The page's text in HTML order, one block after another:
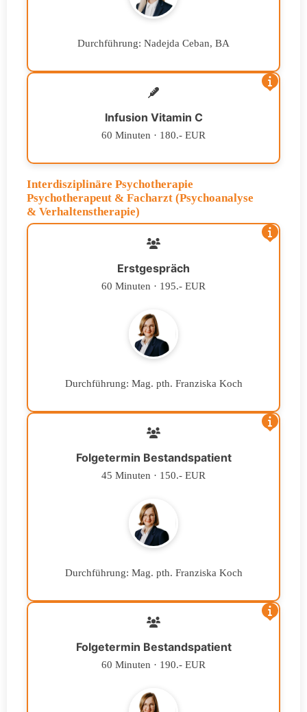
Durchführung: Nadejda Ceban, BA
Infusion Vitamin C
60 Minuten · 180.- EUR
Interdisziplinäre Psychotherapie
Psychotherapeut & Facharzt (Psychoanalyse
& Verhaltenstherapie)
Erstgespräch
60 Minuten · 195.- EUR
Durchführung: Mag. pth. Franziska Koch
Folgetermin Bestandspatient
45 Minuten · 150.- EUR
Durchführung: Mag. pth. Franziska Koch
Folgetermin Bestandspatient
60 Minuten · 190.- EUR